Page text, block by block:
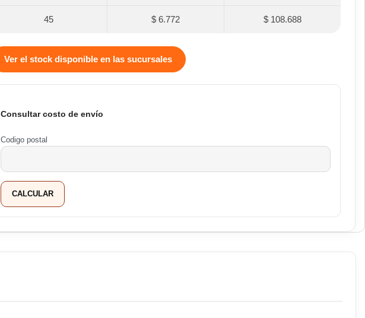
45 $ 6.772 $ 108.688
Ver el stock disponible en las sucursales
Consultar costo de envío
Codigo postal
CALCULAR